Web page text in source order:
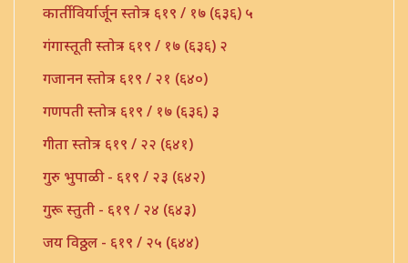
कार्तीविर्यार्जून स्तोत्र - ६१९ / १७ (६३६) ५
गंगास्तूती स्तोत्र - ६१९ / १७ (६३६) २
गजानन स्तोत्र - ६१९ / २१ (६४०)
गणपती स्तोत्र - ६१९ / १७ (६३६) ३
गीता स्तोत्र - ६१९ / २२ (६४१)
गुरु भुपाळी - ६१९ / २३ (६४२)
गुरू स्तुती - ६१९ / २४ (६४३)
जय विठ्ठल - ६१९ / २५ (६४४)